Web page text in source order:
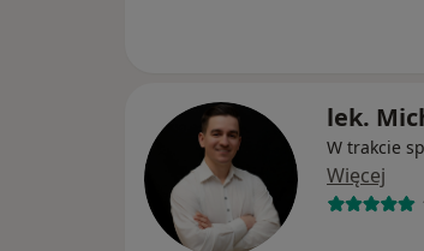
lek.
W trakcie
Więcej